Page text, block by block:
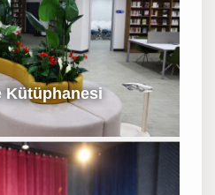
Kütüphanesi